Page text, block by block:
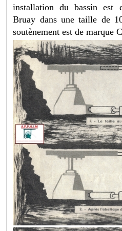
installation du bassin est
Bruay dans une taille de
soutènement est de marque